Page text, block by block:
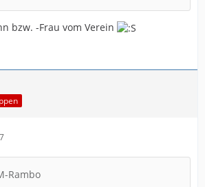
bzw. -Frau vom Verein
Rambo